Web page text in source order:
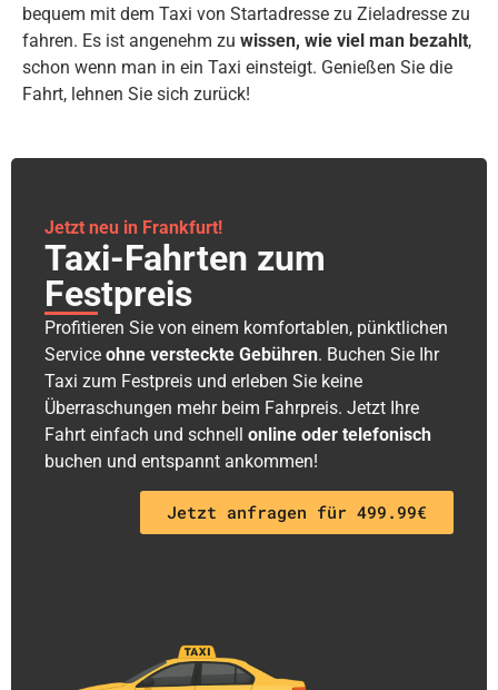
bequem mit dem Taxi von Startadresse zu Zieladresse zu
fahren. Es ist angenehm zu wissen, wie viel man bezahlt,
schon wenn man in ein Taxi einsteigt. Genießen Sie die
Fahrt, lehnen Sie sich zurück!
Jetzt neu in Frankfurt!
Taxi-Fahrten zum
Festpreis
Profitieren Sie von einem komfortablen, pünktlichen
Service ohne versteckte Gebühren. Buchen Sie Ihr
Taxi zum Festpreis und erleben Sie keine
Überraschungen mehr beim Fahrpreis. Jetzt Ihre
Fahrt einfach und schnell online oder telefonisch
buchen und entspannt ankommen!
Jetzt anfragen für 499.99€